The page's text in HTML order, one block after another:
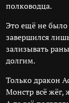
полководца.
Это ещё не
завершился
зализывать
долгим.
Только дракон
Монстр всё жёг,